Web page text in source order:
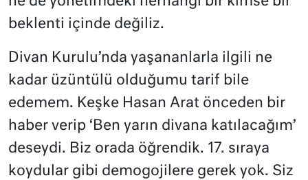
beklenti içinde değiliz.
Divan Kurulu’nda yaşananlarla ilgili ne
kadar üzüntülü olduğumu tarif bile
edemem. Keşke Hasan Arat önceden bir
haber verip ‘Ben yarın divana katılacağım’
deseydi. Biz orada öğrendik. 17. sıraya
koydular gibi demogojilere gerek yok. Siz